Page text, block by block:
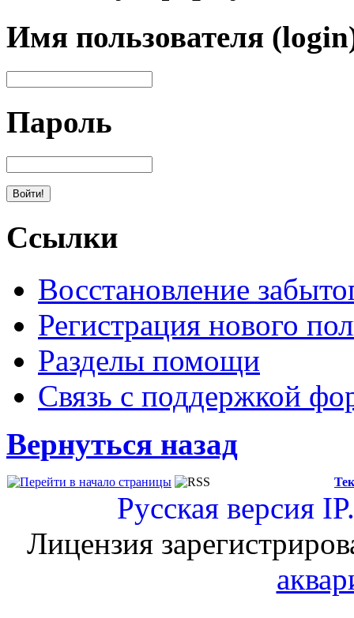
Имя пользователя
Пароль
Ссылки
Восстановление
Регистрация нового
Разделы помощи
Связь с поддержкой
Вернуться назад
Русская версия
Лицензия